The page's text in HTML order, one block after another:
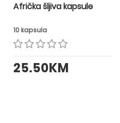
Afrička šljiva kapsule
10 kapsula
25.50KM